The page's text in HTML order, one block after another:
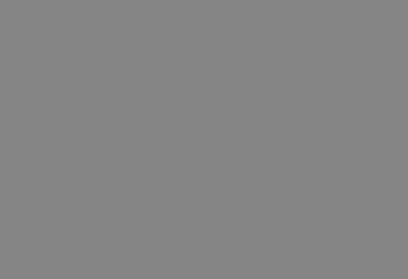
τιμώνται σε
επωφελές
προκειμένου να
ανθρώπων
προκειμένου να